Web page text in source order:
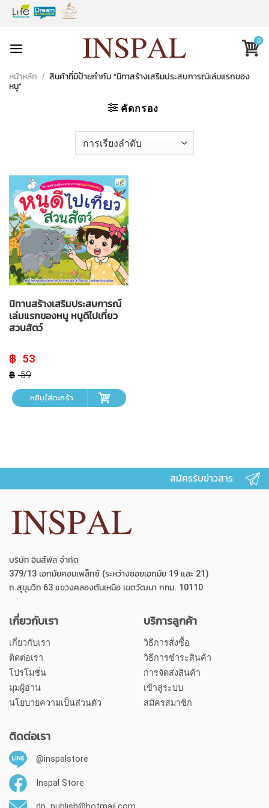
Skip
0
หน้าหลัก / สินค้าที่มีป้ายกำกับ “นิทาสร้างเสริมประสบการณ์เล่มแรกของ
หนู”
คัดกรอง
นิทานสร้างเสริมประสบการณ์
เล่มแรกของหนู หนูดีไปเที่ยว
สวนสัตว์
59
Original
price
was:
฿ 59.
53
Current
price
is:
฿ 53.
หยิบใส่ตะกร้า
สมัครรับข่าวสาร
บริษัท อินส์พัล จำกัด
379/13 เอกมัยคอมเพล็กซ์ (ระหว่างซอยเอกมัย 19 และ 21)
ถ.สุขุมวิท 63 แขวงคลองตันเหนือ เขตวัฒนา กทม. 10110
เกี่ยวกับเรา
เกี่ยวกับเรา
ติดต่อเรา
โปรโมชั่น
มุมผู้อ่าน
นโยบายความเป็นส่วนตัว
บริการลูกค้า
วิธีการสั่งซื้อ
วิธีการชำระสินค้า
การจัดส่งสินค้า
เข้าสู่ระบบ
สมัครสมาชิก
ติดต่อเรา
@inspalstore
Inspal Store